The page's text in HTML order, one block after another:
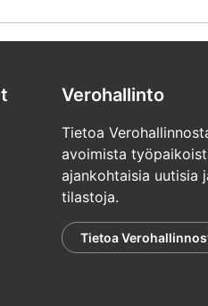
Verohallinto
Tietoa
avoimista
ajankohtaisia uutisia
tilastoja.
Tietoa